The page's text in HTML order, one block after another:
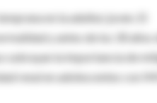
en la adultez joven. El
y antes de los 30 años
subrayan la importancia de
renal en adolescentes con